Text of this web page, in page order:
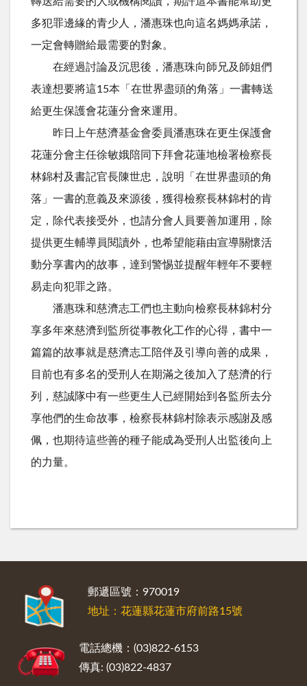
多犯罪邊緣的青少人，潘惠珠也向這名媽媽承諾，
一定會轉贈給最需要的對象。
在經過討論及沉思後，潘惠珠向師兄及師姐們
表達想要將這15本「在世界盡頭的角落」一書轉送
給更生保護會花蓮分會來運用。
昨日上午慈濟基金會委員潘惠珠在更生保護會
花蓮分會主任徐敏娥陪同下拜會花蓮地檢署檢察長
林錦村及書記官長陳世忠，說明「在世界盡頭的角
落」一書的意義及來源後，獲得檢察長林錦村的肯
定，除代表接受外，也請分會人員要善加運用，除
提供更生輔導員閱讀外，也希望能藉由宣導關懷活
動分享書內的故事，達到警惕並提醒年輕年不要輕
易走向犯罪之路。
潘惠珠和慈濟志工們也主動向檢察長林錦村分
享多年來慈濟到監所從事教化工作的心得，書中一
篇篇的故事就是慈濟志工陪伴及引導向善的成果，
目前也有多名的受刑人在期滿之後加入了慈濟的行
列，慈誠隊中有一些更生人已經開始到各監所去分
享他們的生命故事，檢察長林錦村除表示感謝及感
佩，也期待這些善的種子能成為受刑人出監後向上
的力量。
郵遞區號：970019
地址：花蓮縣花蓮市府前路15號
電話總機：(03)822-6153
傳真: (03)822-4837